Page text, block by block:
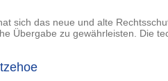
sich das neue und alte
Übergabe zu gewährleisten. Die